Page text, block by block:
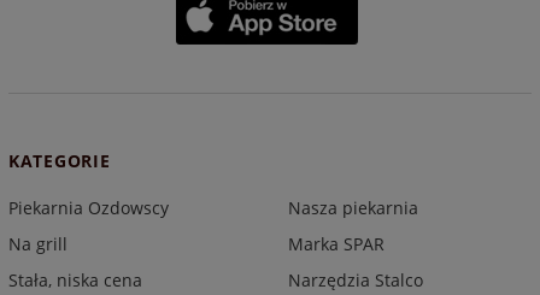
KATEGORIE
Piekarnia Ozdowscy
Na grill
Stała, niska cena
Nasza piekarnia
Marka SPAR
Narzędzia Stalco